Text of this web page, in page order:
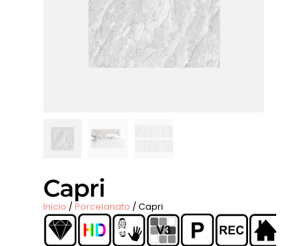
Capri
Inicio / Porcelanato / Capri